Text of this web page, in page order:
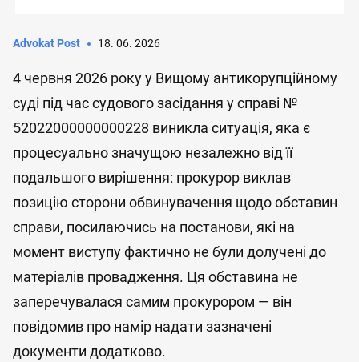
Advokat Post 18. 06. 2026
4 червня 2026 року у Вищому антикорупційному
суді під час судового засідання у справі №
52022000000000228 виникла ситуація, яка є
процесуально значущою незалежно від її
подальшого вирішення: прокурор виклав
позицію сторони обвинувачення щодо обставин
справи, посилаючись на постанови, які на
момент виступу фактично не були долучені до
матеріалів провадження. Ця обставина не
заперечувалася самим прокурором — він
повідомив про намір надати зазначені
документи додатково.